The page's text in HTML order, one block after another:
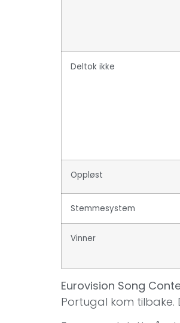
Deltok ikke
Oppløst
Stemmesystem
Vinner
Eurovision Song
Portugal kom